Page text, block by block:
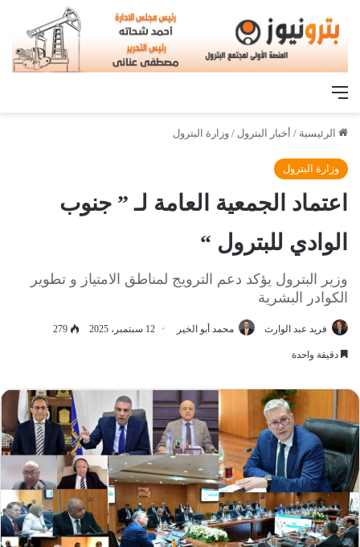
القائمة
الرئيسية / أخبار البترول / وزارة البترول
وزارة البترول
اعتماد الجمعية العامة لـ ” جنوب
الوادي للبترول “
وزير البترول يؤكد دعم الترويج لمناطق الامتياز و تطوير
الكوادر البشرية
فريد عبد الوارث محمد أبو الخير 12 سبتمبر، 2025 279
دقيقة واحدة